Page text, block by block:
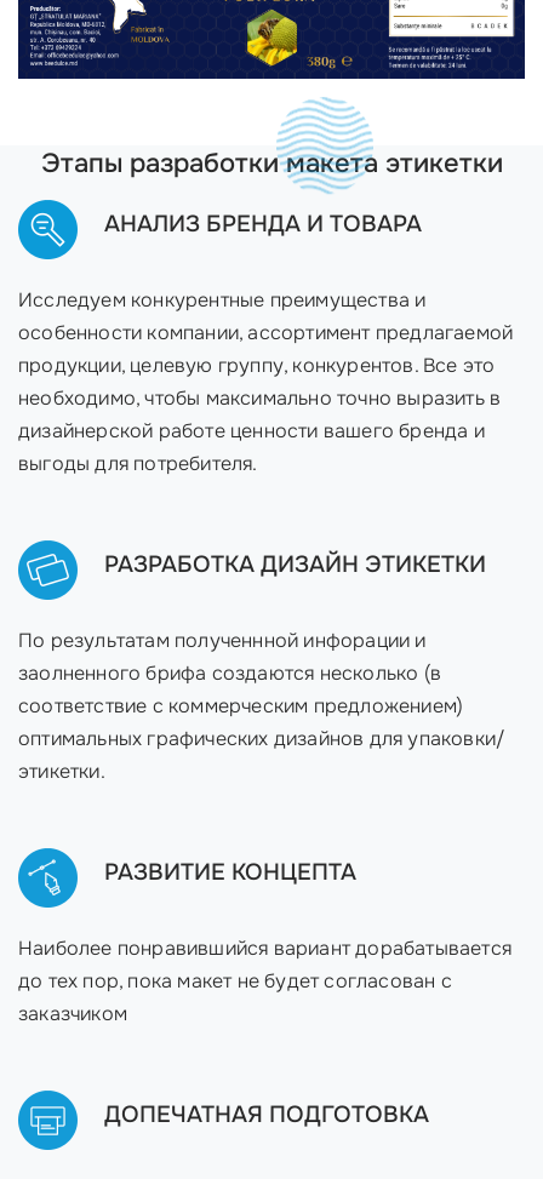
Этапы разработки макета этикетки
АНАЛИЗ БРЕНДА И ТОВАРА
Исследуем конкурентные преимущества и
особенности компании, ассортимент предлагаемой
продукции, целевую группу, конкурентов. Все это
необходимо, чтобы максимально точно выразить в
дизайнерской работе ценности вашего бренда и
выгоды для потребителя.
РАЗРАБОТКА ДИЗАЙН ЭТИКЕТКИ
По результатам полученнной инфорации и
заолненного брифа создаются несколько (в
соответствие с коммерческим предложением)
оптимальных графических дизайнов для упаковки/
этикетки.
РАЗВИТИЕ КОНЦЕПТА
Наиболее понравившийся вариант дорабатывается
до тех пор, пока макет не будет согласован с
заказчиком
ДОПЕЧАТНАЯ ПОДГОТОВКА